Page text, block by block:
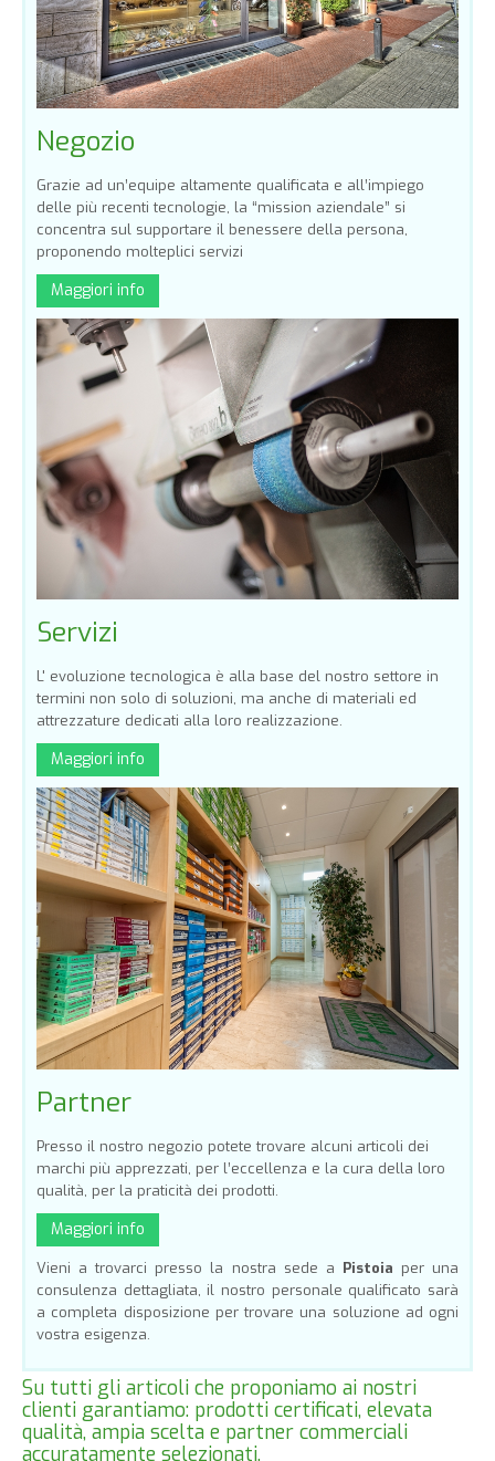
Negozio
Grazie ad un’equipe altamente qualificata e all’impiego
delle più recenti tecnologie, la “mission aziendale” si
concentra sul supportare il benessere della persona,
proponendo molteplici servizi
Maggiori info
Servizi
L' evoluzione tecnologica è alla base del nostro settore in
termini non solo di soluzioni, ma anche di materiali ed
attrezzature dedicati alla loro realizzazione.
Maggiori info
Partner
Presso il nostro negozio potete trovare alcuni articoli dei
marchi più apprezzati, per l’eccellenza e la cura della loro
qualità, per la praticità dei prodotti.
Maggiori info
Vieni a trovarci presso la nostra sede a Pistoia per una
consulenza dettagliata, il nostro personale qualificato sarà
a completa disposizione per trovare una soluzione ad ogni
vostra esigenza.
Su tutti gli articoli che proponiamo ai nostri
clienti garantiamo: prodotti certificati, elevata
qualità, ampia scelta e partner commerciali
accuratamente selezionati.